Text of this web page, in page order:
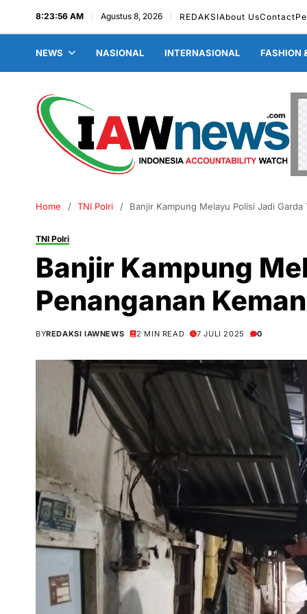
8:23:57 AM Agustus 8, 2026 REDAKSIAbout UsContact
NEWS NASIONAL INTERNASIONAL FASHION
Home TNI Polri Banjir Kampung Melayu Polisi Jadi
TNI Polri
Banjir Kampung
Penanganan
BYREDAKSI IAWNEWS 2 MIN READ 7 JULI 2025 0